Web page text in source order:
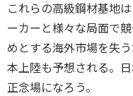
これらの高級鋼材基地
ーカーと様々な局面で
めとする海外市場を失
本上陸も予想される。
正念場になろう。